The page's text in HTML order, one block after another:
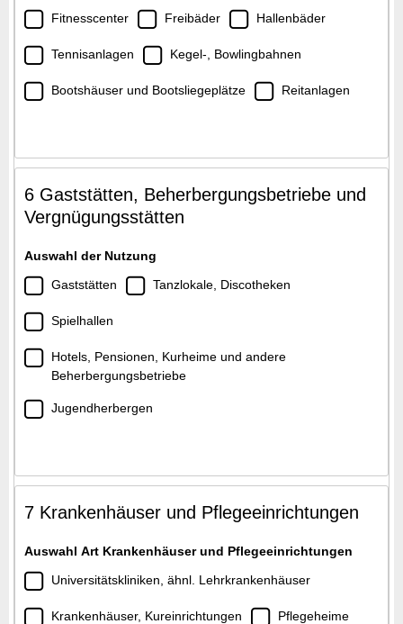
Fitnesscenter Freibäder Hallenbäder
Tennisanlagen Kegel-, Bowlingbahnen
Bootshäuser und Bootsliegeplätze Reitanlagen
6 Gaststätten, Beherbergungsbetriebe und
Vergnügungsstätten
Auswahl der Nutzung
Gaststätten
Tanzlokale, Discotheken
Spielhallen
Hotels, Pensionen, Kurheime und andere
Beherbergungsbetriebe
Jugendherbergen
7 Krankenhäuser und Pflegeeinrichtungen
Auswahl Art Krankenhäuser und Pflegeeinrichtungen
Universitätskliniken, ähnl. Lehrkrankenhäuser
Krankenhäuser, Kureinrichtungen Pflegeheime